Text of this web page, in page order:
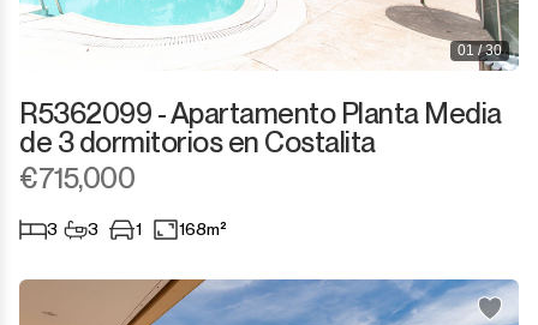
01 / 30
R5362099 - Apartamento Planta Media
de 3 dormitorios en Costalita
€715,000
3 3 1 168m²